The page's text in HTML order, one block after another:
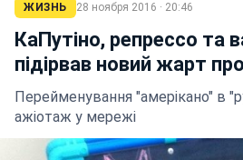
ЖИЗНЬ 28 ноября 2016 · 20:46
КаПутіно, репрессо та
підірвав новий жарт
Перейменування "амерікано" в
ажіотаж у мережі